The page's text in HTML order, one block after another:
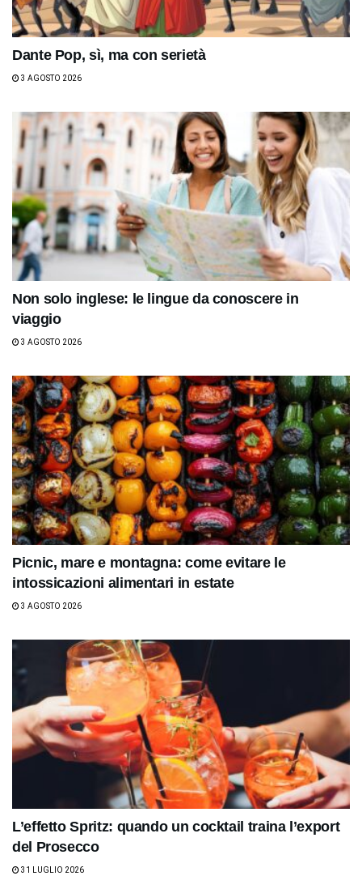
Dante Pop, sì, ma con serietà
3 AGOSTO 2026
Non solo inglese: le lingue da conoscere in
viaggio
3 AGOSTO 2026
Picnic, mare e montagna: come evitare le
intossicazioni alimentari in estate
3 AGOSTO 2026
L’effetto Spritz: quando un cocktail traina l’export
del Prosecco
31 LUGLIO 2026